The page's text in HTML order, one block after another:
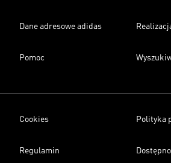
Dane adresowe adidas
Pomoc
Cookies Polityka
Regulamin